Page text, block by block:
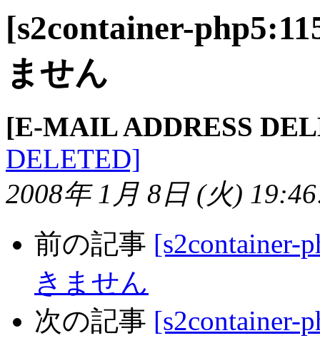
[s2container-
ません
[E-MAIL ADDRESS
DELETED]
2008年 1月 8日 (火)
前の記事 [s2container-
きません
次の記事 [s2container-